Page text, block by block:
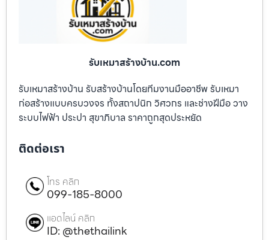
รับเหมาสร้างบ้าน.com
รับเหมาสร้างบ้าน รับสร้างบ้านโดยทีมงานมืออาชีพ รับเหมา
ก่อสร้างแบบครบวงจร ทั้งสถาปนิก วิศวกร และช่างฝีมือ วาง
ระบบไฟฟ้า ประปา สุขาภิบาล ราคาถูกสุดประหยัด
ติดต่อเรา
โทร คลิก
099-185-8000
แอดไลน์ คลิก
ID: @thethailink